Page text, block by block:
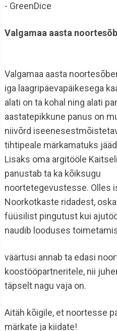
- GreenDice
Valgamaa aasta
Valgamaa aasta
iga laagripäevapäikesega
alati on ta kohal ning alati
aastatepikkune panus on
niivõrd
tihtipeale märkamatuks
Lisaks oma argitööle
panustab ta ka kõiksugu
noortetegevustesse. Olles
Noorkotkaste ridadest,
füüsilist pingutust kui
naudib looduses
väärtusi annab ta edasi
koostööpartneritele, nii
täpselt nagu vaja on.
Aitäh kõigile, et noortesse
märkate ja kiidate!